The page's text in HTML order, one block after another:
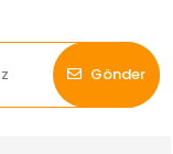
Gönder